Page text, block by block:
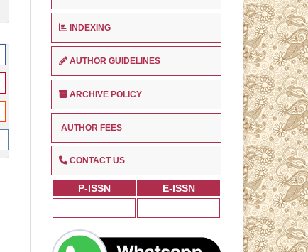
INDEXING
AUTHOR GUIDELINES
ARCHIVE POLICY
AUTHOR FEES
CONTACT US
P-ISSN E-ISSN